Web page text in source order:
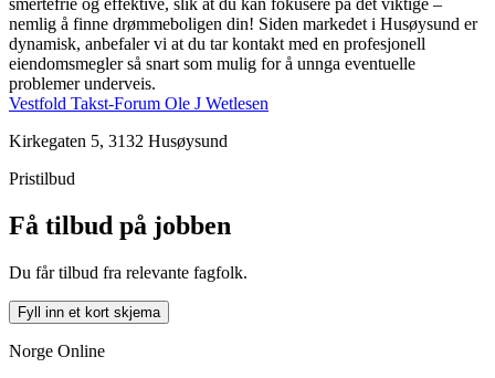
nemlig å finne drømmeboligen din! Siden markedet i Husøysund er
dynamisk, anbefaler vi at du tar kontakt med en profesjonell
eiendomsmegler så snart som mulig for å unnga eventuelle
problemer underveis.
Vestfold Takst-Forum Ole J Wetlesen
Kirkegaten 5, 3132 Husøysund
Pristilbud
Få tilbud på jobben
Du får tilbud fra relevante fagfolk.
Fyll inn et kort skjema
Norge Online